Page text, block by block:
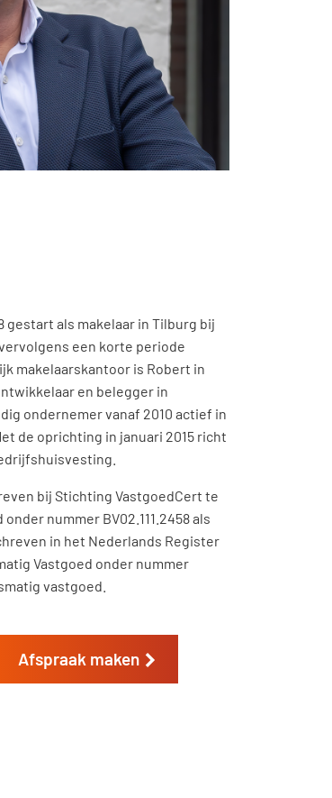
gestart als makelaar in Tilburg bij
een korte periode
makelaarskantoor is Robert in
en belegger in
ondernemer vanaf 2010 actief in
de oprichting in januari 2015 richt
bij Stichting VastgoedCert te
nummer BV02.111.2458 als
in het Nederlands Register
Vastgoed onder nummer
vastgoed.
Afspraak maken